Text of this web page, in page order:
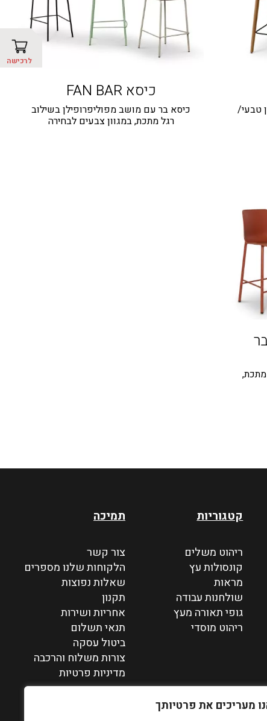
מעריכים את פרטיותך
לרכישה
טבעי/
כיסא FAN BAR
כיסא בר עם מושב מפוליפרופילן בשילוב
רגל מתכת, במגוון צבעים לבחירה
בר
מתכת,
קטגוריות
ריהוט משלים
קונסולות עץ
מראות
שולחנות עבודה
גופי תאורה מעץ
ריהוט מוסדי
תמיכה
צור קשר
הלקוחות שלנו מספרים
שאלות נפוצות
תקנון
אחריות ושירות
תנאי תשלום
ביטול עסקה
צורות משלוח והרכבה
מדיניות פרטיות